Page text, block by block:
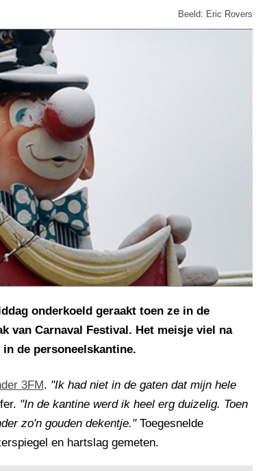
Beeld: Eric Rovers
onderkoeld geraakt toen ze in de
van Carnaval Festival. Het meisje viel na
de personeelskantine.
3FM. "Ik had niet in de gaten dat mijn hele
"In de kantine werd ik heel erg duizelig. Toen
zo'n gouden dekentje."Toegesnelde
en hartslag gemeten.